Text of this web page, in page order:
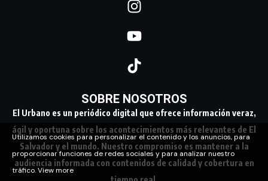
SOBRE NOSOTROS
El Urbano es un periódico digital que ofrece información veraz,
ágil y oportuna sobre los acontecimientos más relevantes de El
Salvador y el mundo. Nuestro compromiso es mantener a la
audiencia informada con contenidos de calidad y cobertura en
Utilizamos cookies para personalizar el contenido y los anuncios, para
proporcionar funciones de redes sociales y para analizar nuestro
tráfico.View more